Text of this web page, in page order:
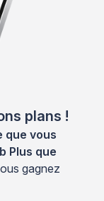
plans !
que vous
Plus que
gagnez